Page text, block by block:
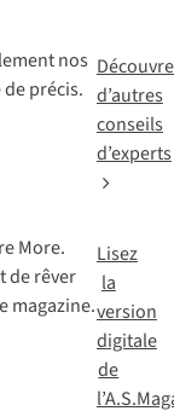
nos
précis. d’autres
conseils
d’experts
More.
de rêver
magazine.
Lisez
la
version
digitale
de